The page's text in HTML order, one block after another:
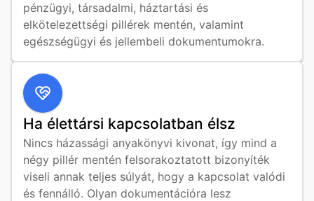
pénzügyi, társadalmi, háztartási és
elkötelezettségi pillérek mentén, valamint
egészségügyi és jellembeli dokumentumokra.
Ha élettársi kapcsolatban élsz
Nincs házassági anyakönyvi kivonat, így mind a
négy pillér mentén felsorakoztatott bizonyíték
viseli annak teljes súlyát, hogy a kapcsolat valódi
és fennálló. Olyan dokumentációra lesz